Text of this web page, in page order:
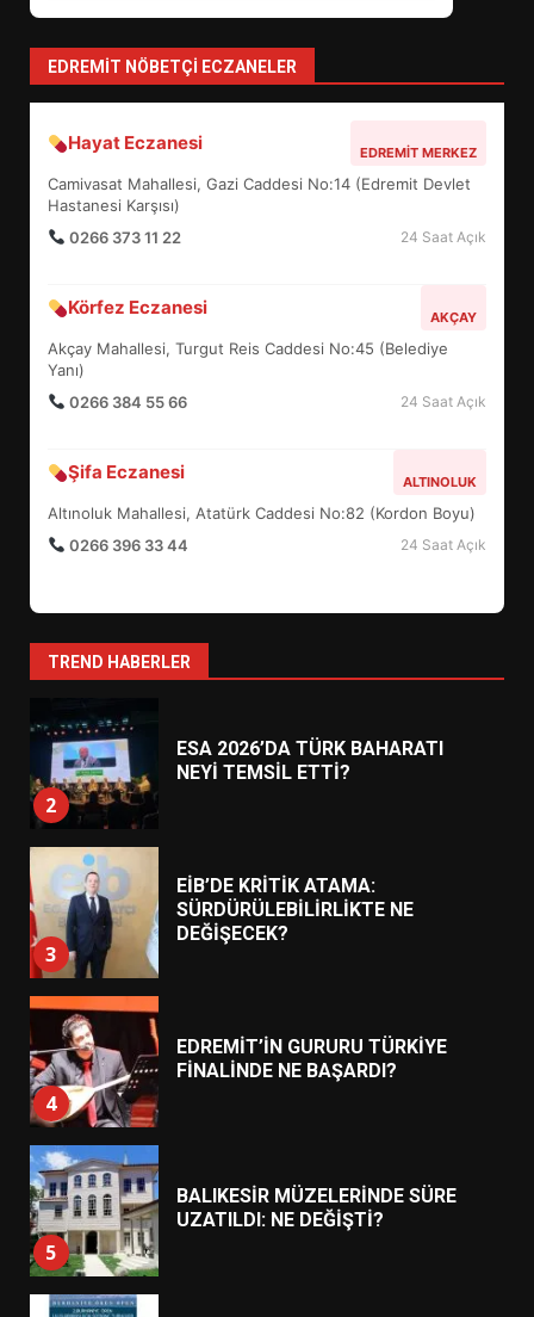
EDREMIT NÖBETÇI ECZANELER
Hayat Eczanesi EDREMIT MERKEZ
Camivasat Mahallesi, Gazi Caddesi No:14 (Edremit Devlet
Hastanesi Karşısı)
0266 373 11 22
24 Saat Açık
Körfez Eczanesi AKÇAY
Akçay Mahallesi, Turgut Reis Caddesi No:45 (Belediye
Yanı)
0266 384 55 66
24 Saat Açık
Şifa Eczanesi ALTINOLUK
Altınoluk Mahallesi, Atatürk Caddesi No:82 (Kordon Boyu)
0266 396 33 44
24 Saat Açık
TREND HABERLER
4
5
BALIKESİR MÜZELERİNDE SÜRE
UZATILDI: NE DEĞİŞTİ?
6
TURNUVASI KAYITLARI NEYİ
7
YENİ YÖNETİM NASIL
ŞEKİLLENDİ?
1
HAREKETE GEÇİYOR: GÖZLER
2
ESA 2026’DA TÜRK BAHARATI
NEYİ TEMSİL ETTİ?
3
EİB’DE KRİTİK ATAMA:
SÜRDÜRÜLEBİLİRLİKTE NE
DEĞİŞECEK?
4
EDREMİT’İN GURURU TÜRKİYE
FİNALİNDE NE BAŞARDI?
5
BALIKESİR MÜZELERİNDE SÜRE
UZATILDI: NE DEĞİŞTİ?